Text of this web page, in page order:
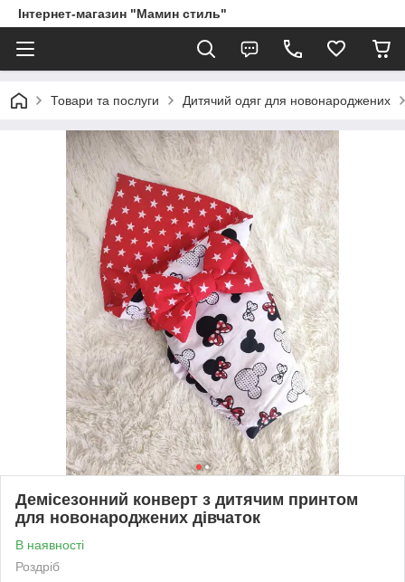
Інтернет-магазин "Мамин стиль"
Товари та послуги Дитячий одяг для новонароджених
Демісезонний конверт з дитячим принтом
для новонароджених дівчаток
В наявності
Роздріб